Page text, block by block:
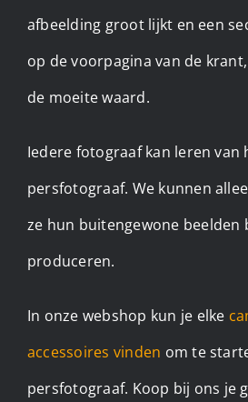
afbeelding groot lijkt en een
op de voorpagina van de
de moeite waard.
Iedere fotograaf kan leren van
persfotograaf. We kunnen
ze hun buitengewone beelden
produceren.
In onze webshop kun je elke
accessoires vinden om te
persfotograaf. Koop bij ons je